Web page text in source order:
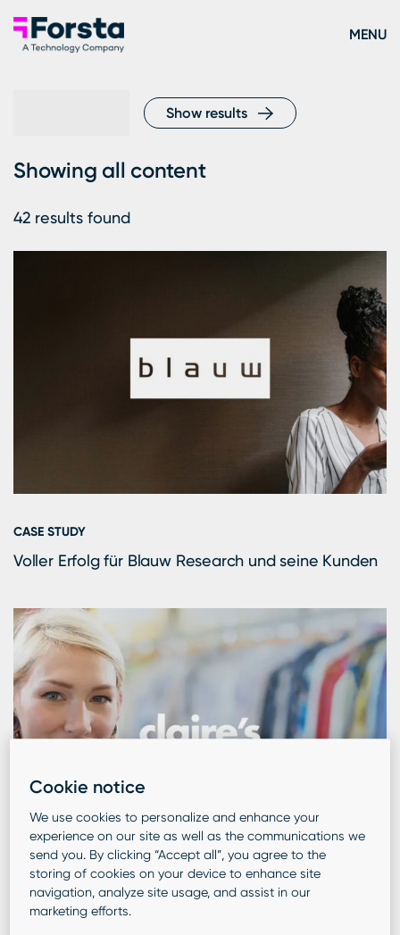
Forsta Deutsch
MENU
Show results
Showing all content
42 results found
CASE STUDY
Voller Erfolg für Blauw Research und seine Kunden
CASE STUDY
So steigert ein globaler Einzelhändler für Schmuck
Cookie notice
We use cookies to personalize and enhance your
experience on our site as well as the communications we
send you. By clicking “Accept all”, you agree to the
storing of cookies on your device to enhance site
navigation, analyze site usage, and assist in our
marketing efforts.